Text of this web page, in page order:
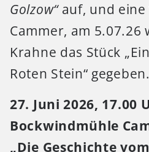
Golzow“auf, und eine
Cammer, am 5.07.26
Krahne das Stück
Roten Stein“ gegeben.
27. Juni 2026, 17.00
Bockwindmühle
„Die Geschichte